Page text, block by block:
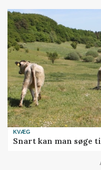
KVÆG
Snart kan man søge